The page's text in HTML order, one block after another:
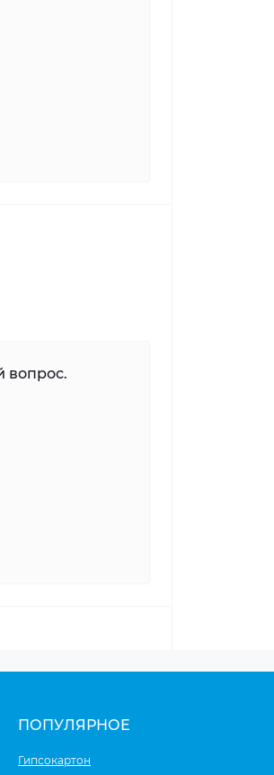
вопрос.
ПОПУЛЯРНОЕ
Гипсокартон